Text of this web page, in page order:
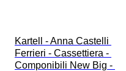
Kartell - Anna Castelli
Ferrieri - Cassettiera -
Componibili New Big -